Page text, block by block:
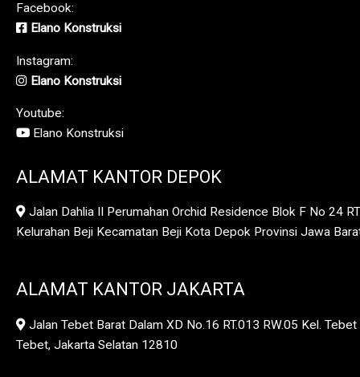
Facebook:
Elano Konstruksi
Instagram:
Elano Konstruksi
Youtube:
Elano Konstruksi
ALAMAT KANTOR DEPOK
Jalan Dahlia II Perumahan Orchid Residence Blok F No 24
Kelurahan Beji Kecamatan Beji Kota Depok Provinsi Jawa
ALAMAT KANTOR JAKARTA
Jalan Tebet Barat Dalam XD No.16 RT.013 RW.05 Kel.
Tebet, Jakarta Selatan 12810